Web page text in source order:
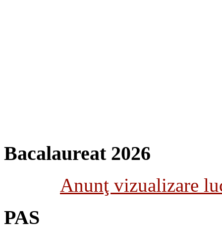
Bacalaureat 2026
Anunţ vizualizare
PAS